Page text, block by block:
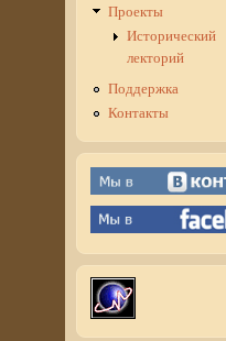
Проекты
Исторический
лекторий
Поддержка
Контакты